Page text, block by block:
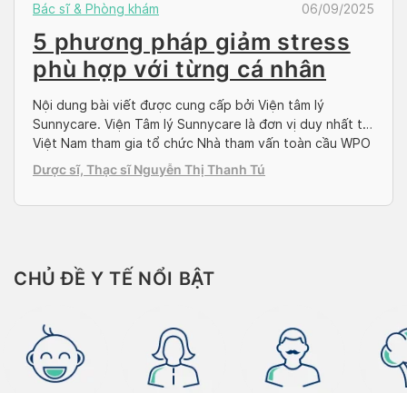
Bác sĩ & Phòng khám 06/09/2025
5 phương pháp giảm stress
phù hợp với từng cá nhân
Nội dung bài viết được cung cấp bởi Viện tâm lý
Sunnycare. Viện Tâm lý Sunnycare là đơn vị duy nhất tại
Việt Nam tham gia tổ chức Nhà tham vấn toàn cầu WPO
chuyên sâu bằng nhiều ngôn ngữ như Anh, Việt,
Ukraine.
Dược sĩ, Thạc sĩ Nguyễn Thị Thanh Tú
CHỦ ĐỀ Y TẾ NỔI BẬT